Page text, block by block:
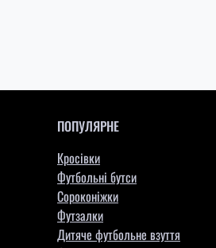
ПОПУЛЯРНЕ
Кросівки
Футбольні бутси
Сороконіжки
Футзалки
Дитяче футбольне взуття